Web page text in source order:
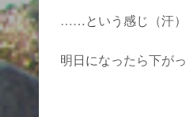
……という感じ（汗）
明日になったら下が